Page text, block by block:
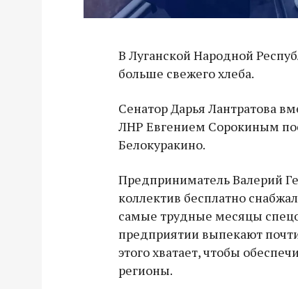
В Луганской Народной
больше свежего хлеба.
Сенатор Дарья Лантратова
ЛНР Евгением Сорокиным
Белокуракино.
Предприниматель Валерий
коллектив бесплатно
самые трудные месяцы
предприятии выпекают
этого хватает, чтобы
регионы.